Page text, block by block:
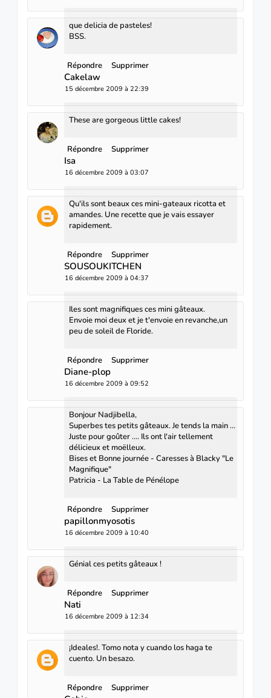
que delicia de pasteles!
BSS.
Répondre Supprimer
Cakelaw
15 décembre 2009 à 22:39
These are gorgeous little cakes!
Répondre Supprimer
Isa
16 décembre 2009 à 03:07
Qu'ils sont beaux ces mini-gateaux ricotta et
amandes. Une recette que je vais essayer
rapidement.
Répondre Supprimer
SOUSOUKITCHEN
16 décembre 2009 à 04:37
Iles sont magnifiques ces mini gâteaux.
Envoie moi deux et je t'envoie en revanche,un
peu de soleil de Floride.
Répondre Supprimer
Diane-plop
16 décembre 2009 à 09:52
Bonjour Nadjibella,
Superbes tes petits gâteaux. Je tends la main ...
Juste pour goûter .... Ils ont l'air tellement
délicieux et moëlleux.
Bises et Bonne journée - Caresses à Blacky "Le
Magnifique"
Patricia - La Table de Pénélope
Répondre Supprimer
papillonmyosotis
16 décembre 2009 à 10:40
Génial ces petits gâteaux !
Répondre Supprimer
Nati
16 décembre 2009 à 12:34
¡Ideales!. Tomo nota y cuando los haga te
cuento. Un besazo.
Répondre Supprimer